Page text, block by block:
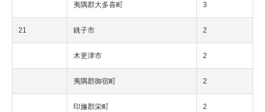
夷隅郡大多喜町 3
21 銚子市 2
木更津市 2
夷隅郡御宿町 2
印旛郡栄町 2